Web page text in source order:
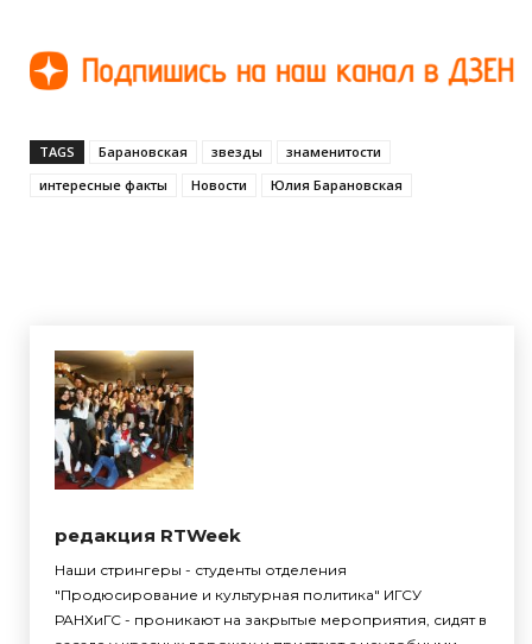
TAGS Барановская звезды
знаменитости
интересные факты
Новости Юлия Барановская
редакция RTWeek
Наши стрингеры - студенты отделения
"Продюсирование и культурная политика" ИГСУ
РАНХиГС - проникают на закрытые мероприятия, сидят в